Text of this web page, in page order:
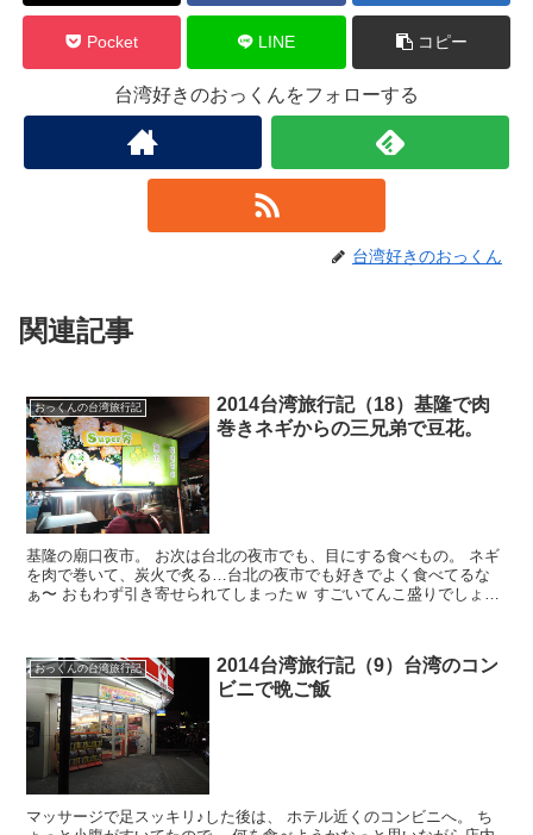
Pocket LINE コピー
台湾好きのおっくんをフォローする
台湾好きのおっくん
関連記事
おっくんの台湾旅行記
2014台湾旅行記（18）基隆で肉
巻きネギからの三兄弟で豆花。
基隆の廟口夜市。 お次は台北の夜市でも、目にする食べもの。 ネギ
を肉で巻いて、炭火で炙る…台北の夜市でも好きでよく食べてるな
ぁ〜 おもわず引き寄せられてしまったｗ すごいてんこ盛りでしょ？
おっくんの台湾旅行記
2014台湾旅行記（9）台湾のコン
ビニで晩ご飯
マッサージで足スッキリ♪した後は、 ホテル近くのコンビニへ。 ち